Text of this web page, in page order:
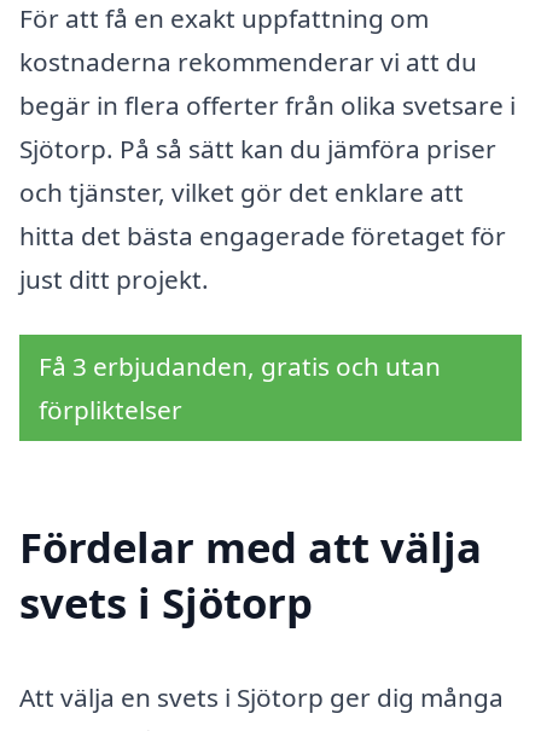
För att få en exakt uppfattning om
kostnaderna rekommenderar vi att du
begär in flera offerter från olika svetsare i
Sjötorp. På så sätt kan du jämföra priser
och tjänster, vilket gör det enklare att
hitta det bästa engagerade företaget för
just ditt projekt.
Få 3 erbjudanden, gratis och utan
förpliktelser
Fördelar med att välja
svets i Sjötorp
Att välja en svets i Sjötorp ger dig många